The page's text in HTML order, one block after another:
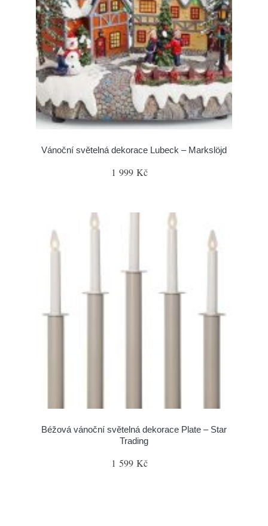
Vánoční světelná dekorace Lubeck – Markslöjd
1 999 Kč
Béžová vánoční světelná dekorace Plate – Star
Trading
1 599 Kč